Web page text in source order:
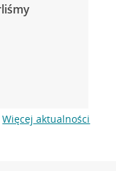
Więcej aktualności